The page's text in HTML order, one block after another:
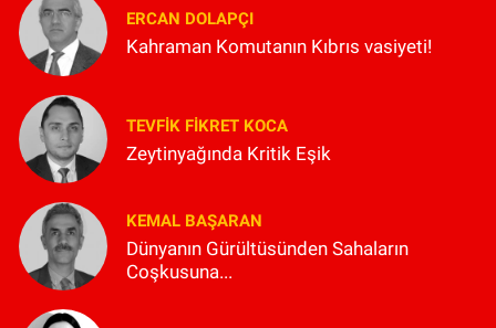
ERCAN DOLAPÇI
Kahraman Komutanın Kıbrıs vasiyeti!
TEVFIK FIKRET KOCA
Zeytinyağında Kritik Eşik
KEMAL BAŞARAN
Dünyanın Gürültüsünden Sahaların
Coşkusuna...